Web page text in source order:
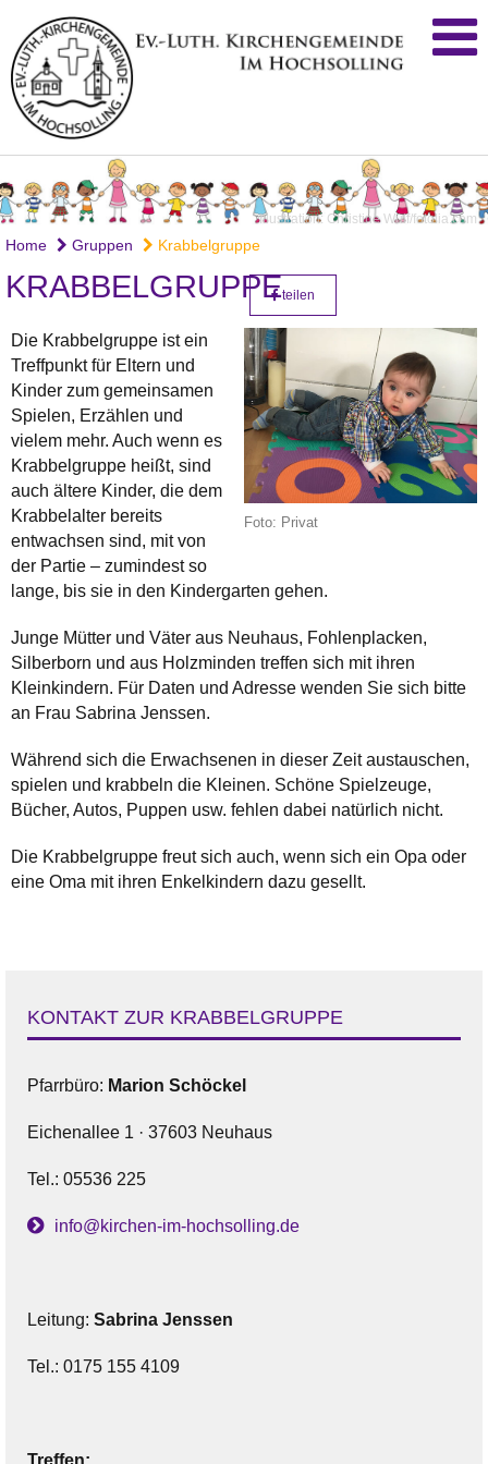
Illustration: Christine Wulf/fotolia.com
Home Gruppen Krabbelgruppe
KRABBELGRUPPEteilen
Foto: Privat
Die Krabbelgruppe ist ein
Treffpunkt für Eltern und
Kinder zum gemeinsamen
Spielen, Erzählen und
vielem mehr. Auch wenn es
Krabbelgruppe heißt, sind
auch ältere Kinder, die dem
Krabbelalter bereits
entwachsen sind, mit von
der Partie – zumindest so
lange, bis sie in den Kindergarten gehen.
Junge Mütter und Väter aus Neuhaus, Fohlenplacken,
Silberborn und aus Holzminden treffen sich mit ihren
Kleinkindern. Für Daten und Adresse wenden Sie sich bitte
an Frau Sabrina Jenssen.
Während sich die Erwachsenen in dieser Zeit austauschen,
spielen und krabbeln die Kleinen. Schöne Spielzeuge,
Bücher, Autos, Puppen usw. fehlen dabei natürlich nicht.
Die Krabbelgruppe freut sich auch, wenn sich ein Opa oder
eine Oma mit ihren Enkelkindern dazu gesellt.
KONTAKT ZUR KRABBELGRUPPE
Pfarrbüro: Marion Schöckel
Eichenallee 1 · 37603 Neuhaus
Tel.: 05536 225
info@kirchen-im-hochsolling.de
Leitung: Sabrina Jenssen
Tel.: 0175 155 4109